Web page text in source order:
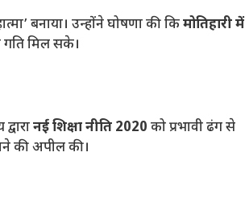
बनाया। उन्होंने घोषणा की किमोतिहारी में
गति मिल सके।
नई शिक्षा नीति 2020 को प्रभावी ढंग से
की अपील की।